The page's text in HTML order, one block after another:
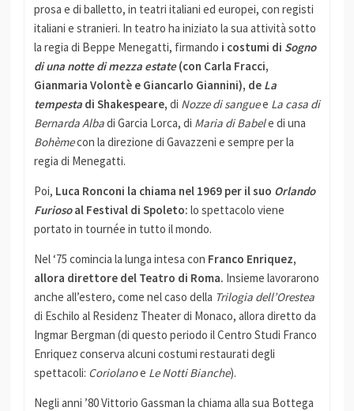
prosa e di balletto, in teatri italiani ed europei, con registi
italiani e stranieri. In teatro ha iniziato la sua attività sotto
la regia di Beppe Menegatti, firmando i costumi di Sogno
di una notte di mezza estate(con Carla Fracci,
Gianmaria Volontè e Giancarlo Giannini), de La
tempesta di Shakespeare, di Nozze di sanguee La casa di
Bernarda Albadi Garcia Lorca, di Maria di Babele di una
Bohèmecon la direzione di Gavazzeni e sempre per la
regia di Menegatti.
Poi, Luca Ronconi la chiama nel 1969 per il suo Orlando
Furiosoal Festival di Spoleto: lo spettacolo viene
portato in tournée in tutto il mondo.
Nel ‘75 comincia la lunga intesa con Franco Enriquez,
allora direttore del Teatro di Roma. Insieme lavorarono
anche all’estero, come nel caso della Trilogia dell’Orestea
di Eschilo al Residenz Theater di Monaco, allora diretto da
Ingmar Bergman (di questo periodo il Centro Studi Franco
Enriquez conserva alcuni costumi restaurati degli
spettacoli: Coriolanoe Le Notti Bianche).
Negli anni ’80 Vittorio Gassman la chiama alla sua Bottega